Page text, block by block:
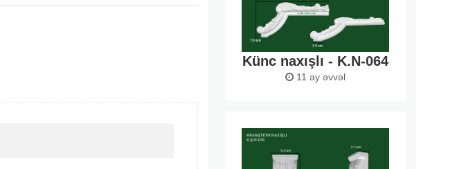
Künc naxışlı - K.N-064
11 ay əvvəl